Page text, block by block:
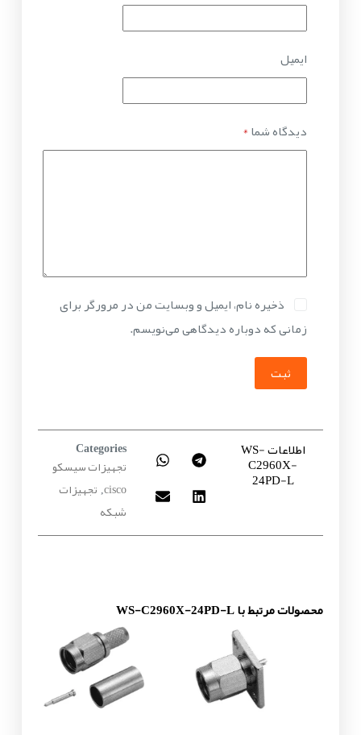
ایمیل
دیدگاه شما*
ذخیره نام، ایمیل و وبسایت من در مرورگر برای
زمانی که دوباره دیدگاهی می‌نویسم.
ثبت
اطلاعات WS-
C2960X-
24PD-L
Categories
تجهیزات سیسکو
cisco تجهیزات
شبکه
محصولات مرتبط با WS-C2960X-24PD-L